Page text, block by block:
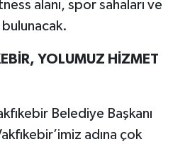
alanı, spor sahaları ve
bulunacak.
YOLUMUZ HİZMET
Belediye Başkanı
adına çok